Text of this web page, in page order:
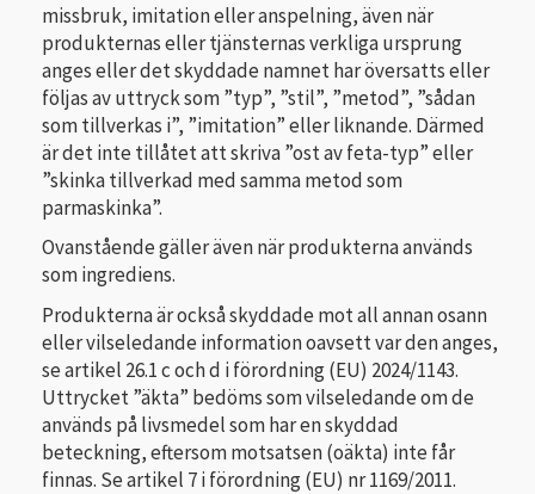
missbruk, imitation eller anspelning, även när
produkternas eller tjänsternas verkliga ursprung
anges eller det skyddade namnet har översatts eller
följas av uttryck som ”typ”, ”stil”, ”metod”, ”sådan
som tillverkas i”, ”imitation” eller liknande. Därmed
är det inte tillåtet att skriva ”ost av feta-typ” eller
”skinka tillverkad med samma metod som
parmaskinka”.
Ovanstående gäller även när produkterna används
som ingrediens.
Produkterna är också skyddade mot all annan osann
eller vilseledande information oavsett var den anges,
se artikel 26.1 c och d i förordning (EU) 2024/1143.
Uttrycket ”äkta” bedöms som vilseledande om de
används på livsmedel som har en skyddad
beteckning, eftersom motsatsen (oäkta) inte får
finnas. Se artikel 7 i förordning (EU) nr 1169/2011.